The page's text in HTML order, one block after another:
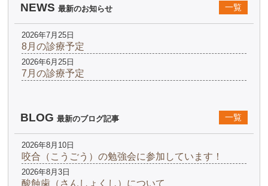
NEWS 最新のお知らせ 一覧
2026年7月25日
8月の診療予定
2026年6月25日
7月の診療予定
BLOG 最新のブログ記事 一覧
2026年8月10日
咬合（こうごう）の勉強会に参加しています！
2026年8月3日
酸蝕歯（さんしょくし）について